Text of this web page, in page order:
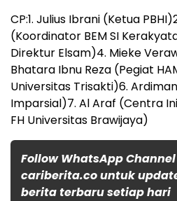
CP:1. Julius Ibrani (Ketua
(Koordinator BEM SI
Direktur Elsam)4. Mieke
Bhatara Ibnu Reza (Pegiat
Universitas Trisakti)6.
Imparsial)7. Al Araf (Centra
FH Universitas Brawijaya)
Follow WhatsApp Channel
cariberita.co untuk
berita terbaru setiap hari